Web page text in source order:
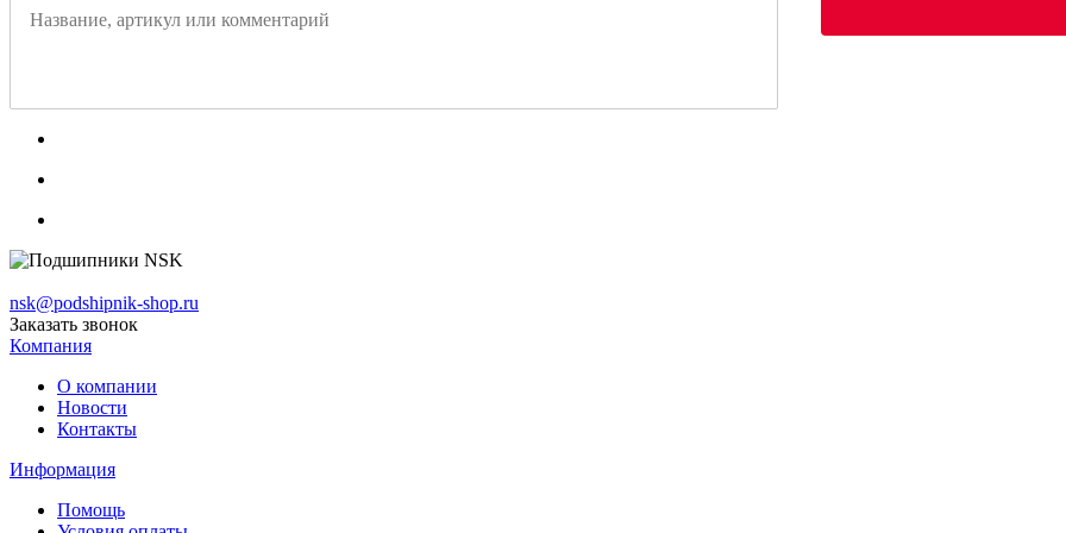
nsk@podshipnik-shop.ru
Заказать звонок
Компания
О компании
Новости
Контакты
Информация
Помощь